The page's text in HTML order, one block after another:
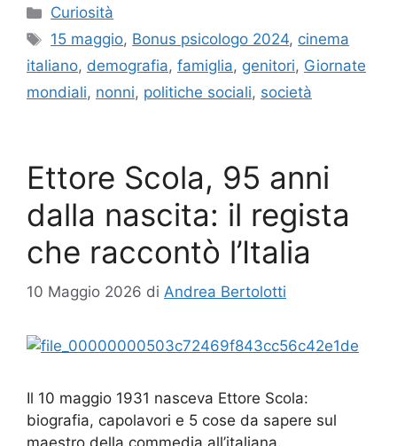
Categorie
Curiosità
Tag
15 maggio, Bonus psicologo 2024, cinema
italiano, demografia, famiglia, genitori, Giornate
mondiali, nonni, politiche sociali, società
Ettore Scola, 95 anni
dalla nascita: il regista
che raccontò l’Italia
10 Maggio 2026 di Andrea Bertolotti
Il 10 maggio 1931 nasceva Ettore Scola:
biografia, capolavori e 5 cose da sapere sul
maestro della commedia all’italiana.